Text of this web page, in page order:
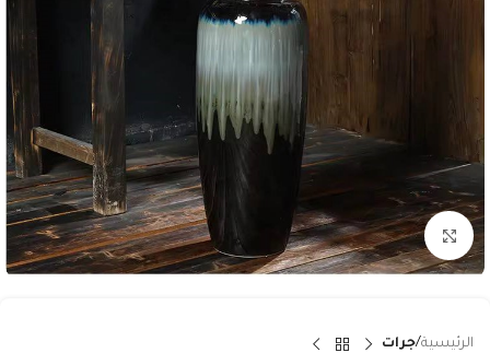
انقر للتكبير
الرئيسية جرات